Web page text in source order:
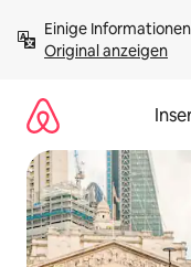
Inhalten
springenOriginal anzeigen